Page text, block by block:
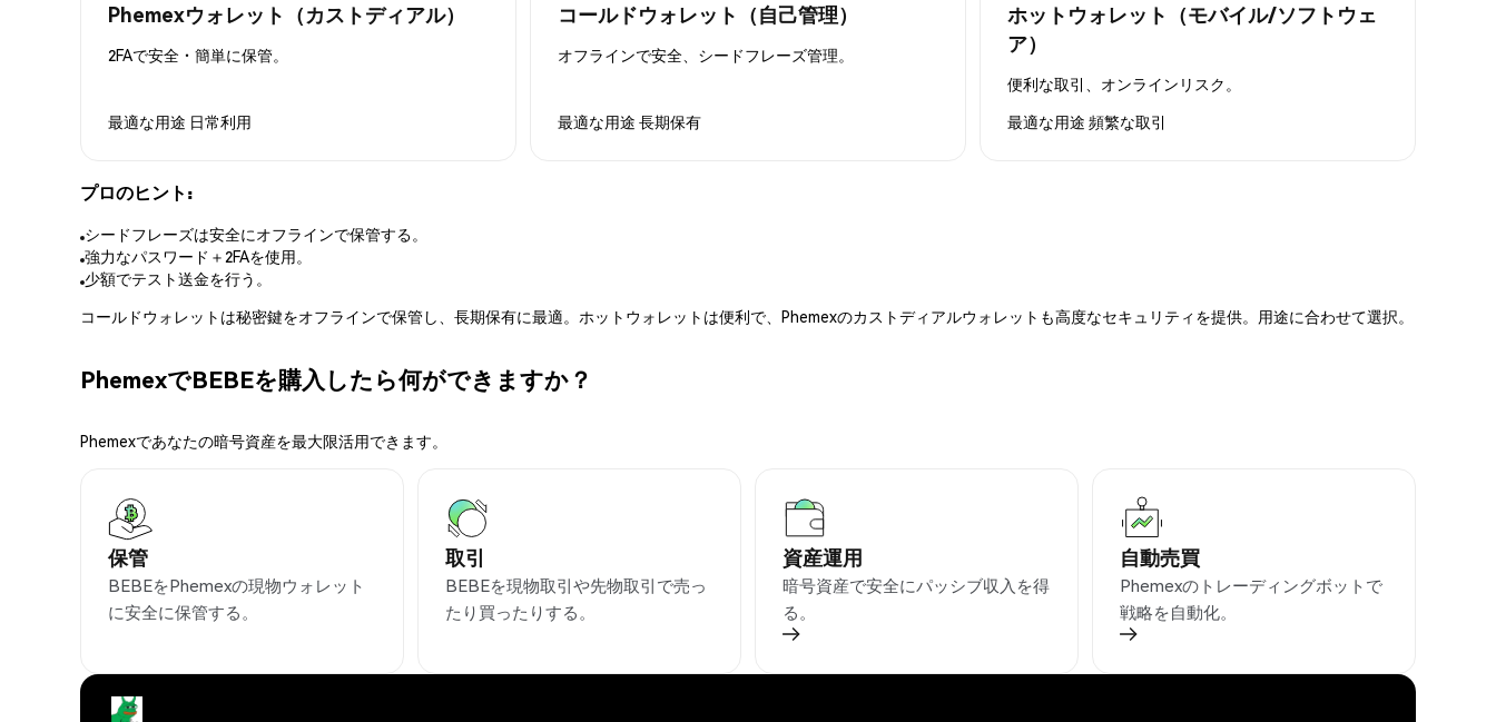
Phemexウォレット（カストディアル）
2FAで安全・簡単に保管。
最適な用途 日常利用
コールドウォレット（自己管理）
オフラインで安全、シードフレーズ管理。
最適な用途 長期保有
ホットウォレット（モバイル/ソフトウェ
ア）
便利な取引、オンラインリスク。
最適な用途 頻繁な取引
プロのヒント:
シードフレーズは安全にオフラインで保管する。
強力なパスワード＋2FAを使用。
少額でテスト送金を行う。
コールドウォレットは秘密鍵をオフラインで保管し、長期保有に最適。ホットウォレットは便利で、Phemexのカストディアルウォレットも高度なセキュリティを提供。用途に合わせて選択。
PhemexでBEBEを購入したら何ができますか？
Phemexであなたの暗号資産を最大限活用できます。
保管
BEBEをPhemexの現物ウォレット
に安全に保管する。
取引
BEBEを現物取引や先物取引で売っ
たり買ったりする。
資産運用
暗号資産で安全にパッシブ収入を得
る。
自動売買
Phemexのトレーディングボットで
戦略を自動化。